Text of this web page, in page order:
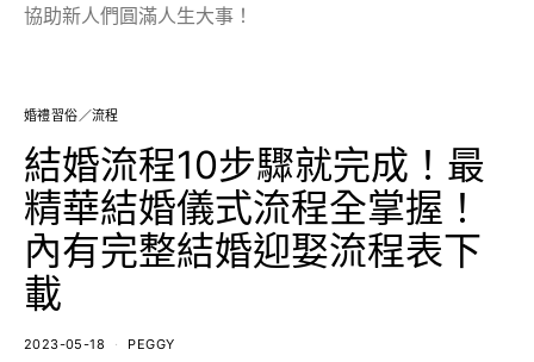
協助新人們圓滿人生大事！
婚禮習俗／流程
結婚流程10步驟就完成！最
精華結婚儀式流程全掌握！
內有完整結婚迎娶流程表下
載
2023-05-18 PEGGY